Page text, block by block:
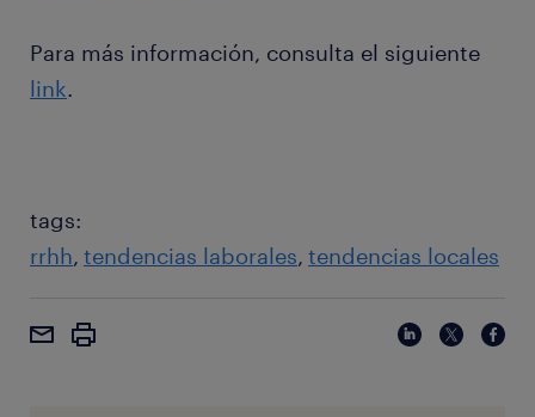
Para más información, consulta el siguiente
link.
tags:
rrhh tendencias laborales tendencias locales